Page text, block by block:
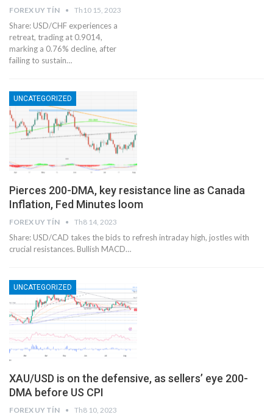
FOREX UY TÍN Th10 15, 2023
Share: USD/CHF experiences a
retreat, trading at 0.9014,
marking a 0.76% decline, after
failing to sustain…
UNCATEGORIZED
Pierces 200-DMA, key resistance line as Canada
Inflation, Fed Minutes loom
FOREX UY TÍN Th8 14, 2023
Share: USD/CAD takes the bids to refresh intraday high, jostles with
crucial resistances. Bullish MACD…
UNCATEGORIZED
XAU/USD is on the defensive, as sellers’ eye 200-
DMA before US CPI
FOREX UY TÍN Th8 10, 2023